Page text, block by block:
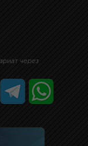
через